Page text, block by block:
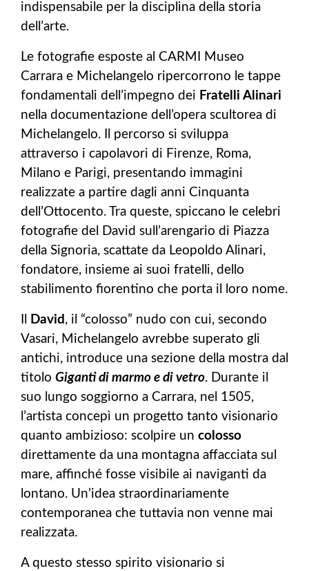
indispensabile per la disciplina della storia
dell’arte.
Le fotografie esposte al CARMI Museo
Carrara e Michelangelo ripercorrono le tappe
fondamentali dell’impegno dei Fratelli Alinari
nella documentazione dell’opera scultorea di
Michelangelo. Il percorso si sviluppa
attraverso i capolavori di Firenze, Roma,
Milano e Parigi, presentando immagini
realizzate a partire dagli anni Cinquanta
dell’Ottocento. Tra queste, spiccano le celebri
fotografie del
David sull’arengario di Piazza
della Signoria, scattate da Leopoldo Alinari,
fondatore, insieme ai suoi fratelli, dello
stabilimento fiorentino che porta il loro nome.
David , il “colosso” nudo con cui, secondo
Vasari, Michelangelo avrebbe superato gli
antichi, introduce una sezione della mostra dal
titolo Giganti di marmo e di vetro. Durante il
suo lungo soggiorno a Carrara, nel 1505,
l’artista concepì un progetto tanto visionario
quanto ambizioso: scolpire un colosso
direttamente da una montagna affacciata sul
mare, affinché fosse visibile ai naviganti da
lontano. Un’idea straordinariamente
contemporanea che tuttavia non venne mai
realizzata.
A questo stesso spirito visionario si